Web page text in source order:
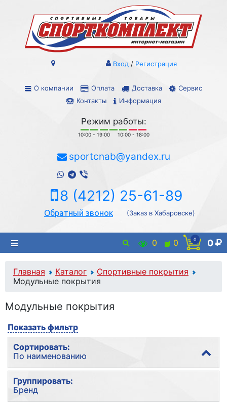
О компании Оплата Доставка
Сервис
Контакты
Информация
Вход / Регистрация
Режим работы:
10:00 - 19:00 10:00 - 18:00
sportcnab@yandex.ru
8 (4212) 25-61-89
Обратный звонок (Заказ в Хабаровске)
0 0 0 0
Главная Каталог
Спортивные покрытия
Модульные покрытия
Модульные покрытия
Показать фильтр
Сортировать:
По наименованию
По популярности
По наименованию
Группировать:
Бренд